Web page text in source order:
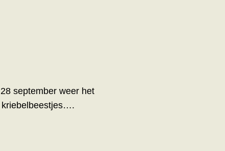
september weer het
kriebelbeestjes….